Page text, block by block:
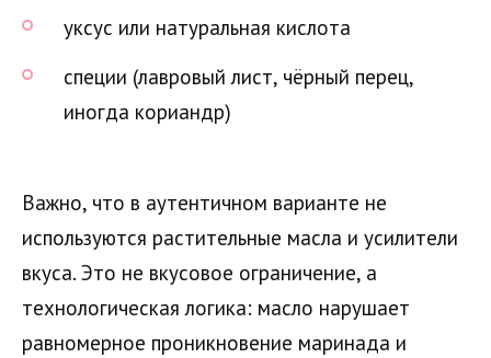
уксус или натуральная кислота
специи (лавровый лист, чёрный перец,
иногда кориандр)
Важно, что в аутентичном варианте не
используются растительные масла и усилители
вкуса. Это не вкусовое ограничение, а
технологическая логика: масло нарушает
равномерное проникновение маринада и